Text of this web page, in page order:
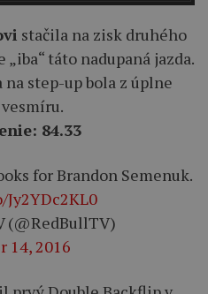
stačila na zisk druhého
„iba“ táto nadupaná jazda.
step-up bola z úplne
84.33
for Brandon Semenuk.
(@RedBullTV)
14, 2016